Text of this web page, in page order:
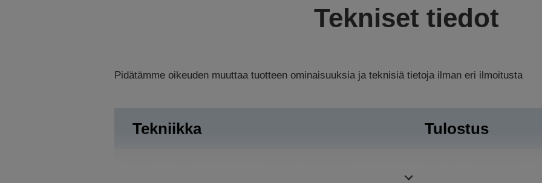
Tekniset tiedot
Pidätämme oikeuden muuttaa tuotteen ominaisuuksia ja teknisiä tietoja ilman eri ilmoitusta
Tekniikka Tulostus